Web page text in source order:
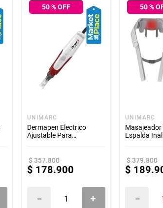
50% OFF
UNIMARC
Dermapen Electrico
Ajustable Para
$357.800
$ 178.900
50%
UNIMARC
Masajeador
Espalda
$379.800
$ 189.